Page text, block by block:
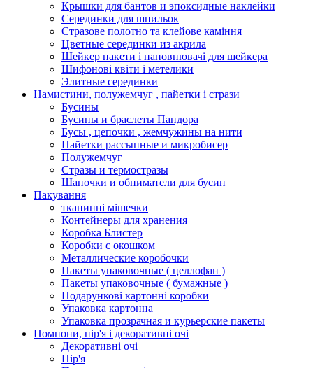
Крышки для бантов и эпоксидные наклейки
Серединки для шпильок
Стразове полотно та клейове каміння
Цветные серединки из акрила
Шейкер пакети і наповнювачі для шейкера
Шифонові квіти і метелики
Элитные серединки
Намистини, полужемчуг , пайетки і стрази
Бусины
Бусины и браслеты Пандора
Бусы , цепочки , жемчужины на нити
Пайетки рассыпные и микробисер
Полужемчуг
Стразы и термостразы
Шапочки и обниматели для бусин
Пакування
тканинні мішечки
Контейнеры для хранения
Коробка Блистер
Коробки с окошком
Металлические коробочки
Пакеты упаковочные ( целлофан )
Пакеты упаковочные ( бумажные )
Подарункові картонні коробки
Упаковка картонна
Упаковка прозрачная и курьерские пакеты
Помпони, пір'я і декоративні очі
Декоративні очі
Пір'я